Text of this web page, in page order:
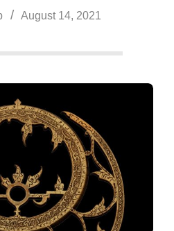
August 14, 2021